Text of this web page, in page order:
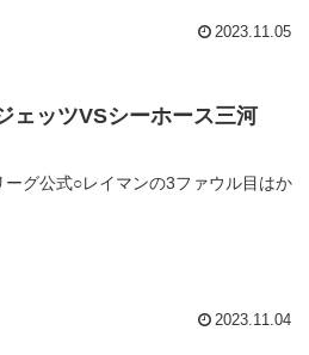
2023.11.05
ェッツVSシーホース三河
グ公式○レイマンの3ファウル目はか
2023.11.04